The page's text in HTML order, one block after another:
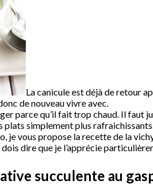
La canicule est déjà de retour
de nouveau vivre avec.
parce qu’il fait trop chaud. Il faut
plats simplement plus
je vous propose la recette de la
dire que je l’apprécie
succulente au